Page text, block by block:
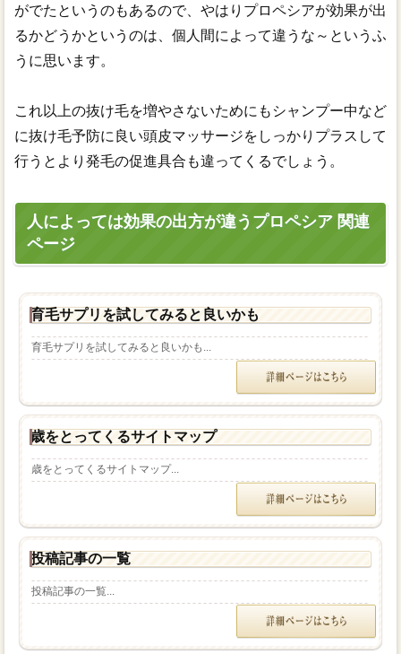
がでたというのもあるので、やはりプロペシアが効果が出
るかどうかというのは、個人間によって違うな～というふ
うに思います。
これ以上の抜け毛を増やさないためにもシャンプー中など
に抜け毛予防に良い頭皮マッサージをしっかりプラスして
行うとより発毛の促進具合も違ってくるでしょう。
人によっては効果の出方が違うプロペシア 関連
ページ
育毛サプリを試してみると良いかも
育毛サプリを試してみると良いかも...
歳をとってくるサイトマップ
歳をとってくるサイトマップ...
投稿記事の一覧
投稿記事の一覧...